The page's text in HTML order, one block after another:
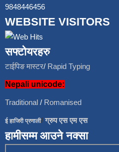
9848446456
WEBSITE VISITORS
सफ्टोयरहरु
टाईपिङ मास्टर/ Rapid Typing
Nepali unicode:
Traditional / Romanised
ई हाजिरी प्रणाली/ग्रुप एस एम एस
हामीसम्म आउने नक्सा